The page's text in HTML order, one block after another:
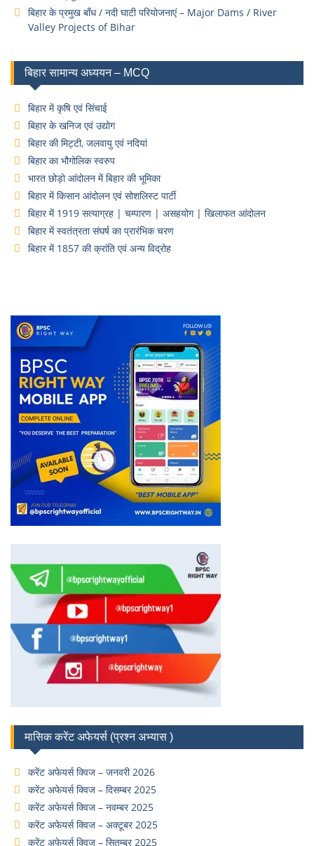
बिहार के प्रमुख बाँध / नदी घाटी परियोजनाएं – Major Dams / River
Valley Projects of Bihar
बिहार सामान्य अध्ययन – MCQ
बिहार में कृषि एवं सिंचाई
बिहार के खनिज एवं उद्योग
बिहार की मिट्टी, जलवायु एवं नदियां
बिहार का भौगोलिक स्वरुप
भारत छोड़ो आंदोलन में बिहार की भूमिका
बिहार में किसान आंदोलन एवं सोशलिस्ट पार्टी
बिहार में 1919 सत्याग्रह | चम्पारण | असहयोग | खिलाफत आंदोलन
बिहार में स्वतंत्रता संघर्ष का प्रारंभिक चरण
बिहार में 1857 की क्रांति एवं अन्य विद्रोह
मासिक करेंट अफेयर्स (प्रश्न अभ्यास )
करेंट अफेयर्स क्विज – जनवरी 2026
करेंट अफेयर्स क्विज – दिसम्बर 2025
करेंट अफेयर्स क्विज – नवम्बर 2025
करेंट अफेयर्स क्विज – अक्टूबर 2025
करेंट अफेयर्स क्विज – सितम्बर 2025